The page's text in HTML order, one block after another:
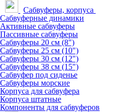
Сабвуферы, корпуса
Сабвуферные динамики
Активные сабвуферы
Пассивные сабвуферы
Сабвуферы 20 см (8")
Сабвуферы 25 см (10")
Сабвуферы 30 см (12")
Сабвуферы 38 см (15")
Сабвуфер под сиденье
Сабвуферы морские
Корпуса для сабвуфера
Корпуса штатные
Компоненты для сабвуферов